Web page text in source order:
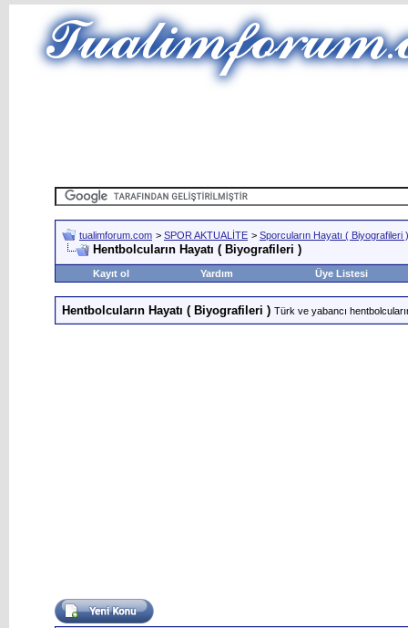
tualimforum.com > SPOR AKTUALİTE > Sporcuların Hayatı ( Biyografileri )
Hentbolcuların Hayatı ( Biyografileri )
Kayıt ol Yardım Üye Listesi
Hentbolcuların Hayatı ( Biyografileri ) Türk ve yabancı